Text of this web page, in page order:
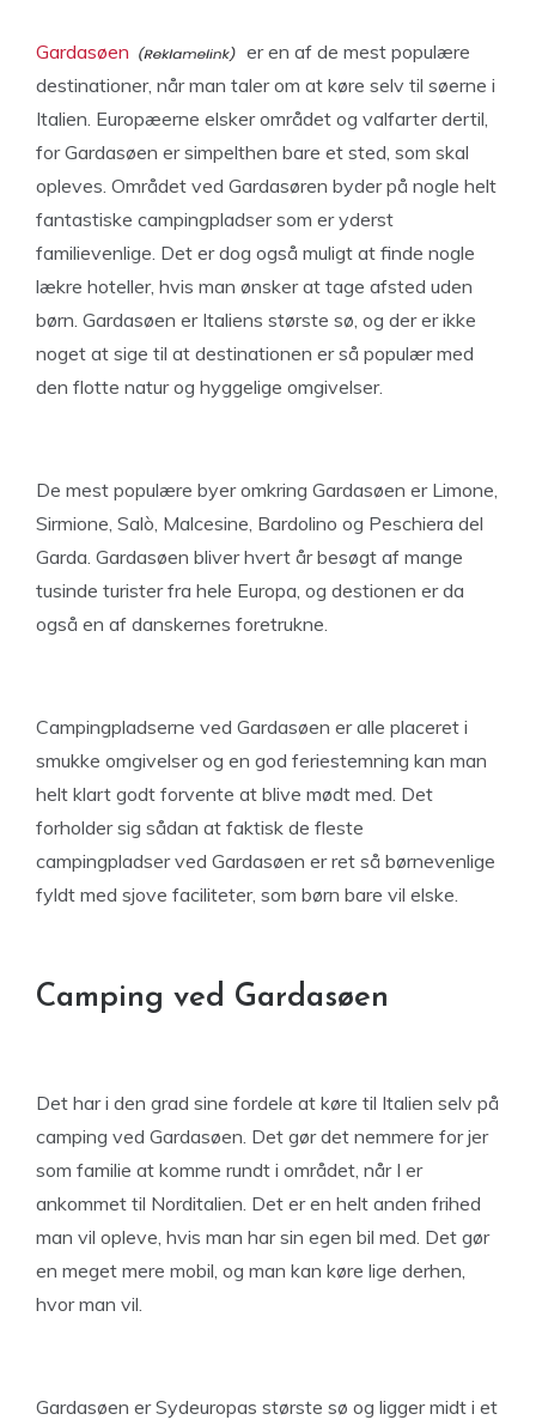
Gardasøen
er en af de mest populære
destinationer, når man taler om at køre selv til søerne i
Italien. Europæerne elsker området og valfarter dertil,
for Gardasøen er simpelthen bare et sted, som skal
opleves. Området ved Gardasøren byder på nogle helt
fantastiske campingpladser som er yderst
familievenlige. Det er dog også muligt at finde nogle
lækre hoteller, hvis man ønsker at tage afsted uden
børn. Gardasøen er Italiens største sø, og der er ikke
noget at sige til at destinationen er så populær med
den flotte natur og hyggelige omgivelser.
De mest populære byer omkring Gardasøen er Limone,
Sirmione, Salò, Malcesine, Bardolino og Peschiera del
Garda. Gardasøen bliver hvert år besøgt af mange
tusinde turister fra hele Europa, og destionen er da
også en af danskernes foretrukne.
Campingpladserne ved Gardasøen er alle placeret i
smukke omgivelser og en god feriestemning kan man
helt klart godt forvente at blive mødt med. Det
forholder sig sådan at faktisk de fleste
campingpladser ved Gardasøen er ret så børnevenlige
fyldt med sjove faciliteter, som børn bare vil elske.
Camping ved Gardasøen
Det har i den grad sine fordele at køre til Italien selv på
camping ved Gardasøen. Det gør det nemmere for jer
som familie at komme rundt i området, når I er
ankommet til Norditalien. Det er en helt anden frihed
man vil opleve, hvis man har sin egen bil med. Det gør
en meget mere mobil, og man kan køre lige derhen,
hvor man vil.
Gardasøen er Sydeuropas største sø og ligger midt i et